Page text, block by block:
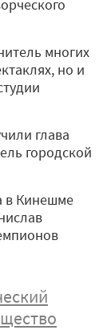
многих
но и
глава
городской
в Кинешме